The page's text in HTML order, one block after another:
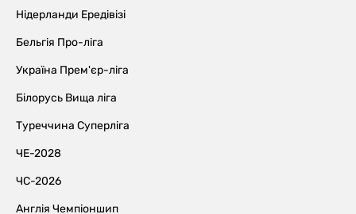
Нідерланди Ередівізі
Бельгія Про-ліга
Україна Прем'єр-ліга
Білорусь Вища ліга
Туреччина Суперліга
ЧЕ-2028
ЧС-2026
Англія Чемпіоншип